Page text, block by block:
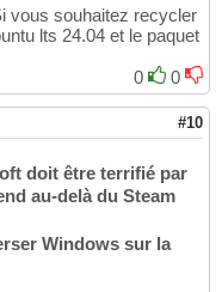
vous souhaitez recycler
lts 24.04 et le paquet
0
0
#10
doit être terrifié par
au-delà du Steam
Windows sur la